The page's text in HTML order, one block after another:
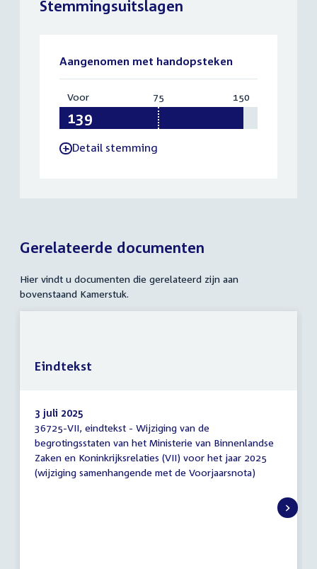
Stemmingsuitslagen
Aangenomen met handopsteken
Voor:
75 150
-Detail stemming
Gerelateerde documenten
Hier vindt u documenten die gerelateerd zijn aan
bovenstaand Kamerstuk.
Eindtekst
3 juli 2025
36725-VII, eindtekst - Wijziging van de
begrotingsstaten van het Ministerie van Binnenlandse
Zaken en Koninkrijksrelaties (VII) voor het jaar 2025
(wijziging samenhangende met de Voorjaarsnota)
Eindtekst